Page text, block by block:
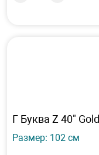
Г Буква Z 40" Gold
Размер: 102 см